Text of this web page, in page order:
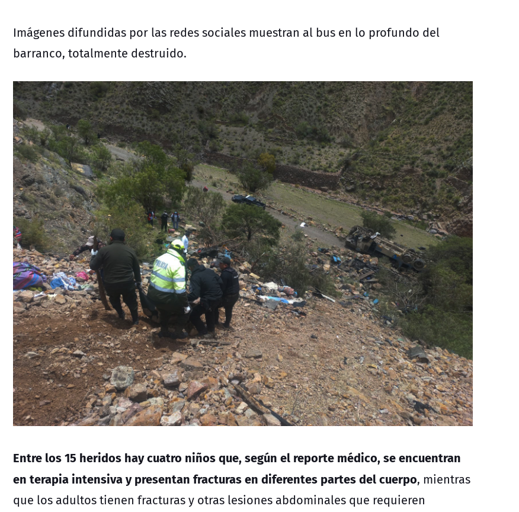
Imágenes difundidas por las redes sociales muestran al bus en lo profundo del
barranco, totalmente destruido.
Entre los 15 heridos hay cuatro niños que, según el reporte médico, se encuentran
en terapia intensiva y presentan fracturas en diferentes partes del cuerpo, mientras
que los adultos tienen fracturas y otras lesiones abdominales que requieren